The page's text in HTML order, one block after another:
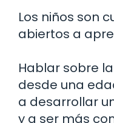
Los niños son
abiertos a
Hablar sobre
desde una
a desarrollar
y a ser más